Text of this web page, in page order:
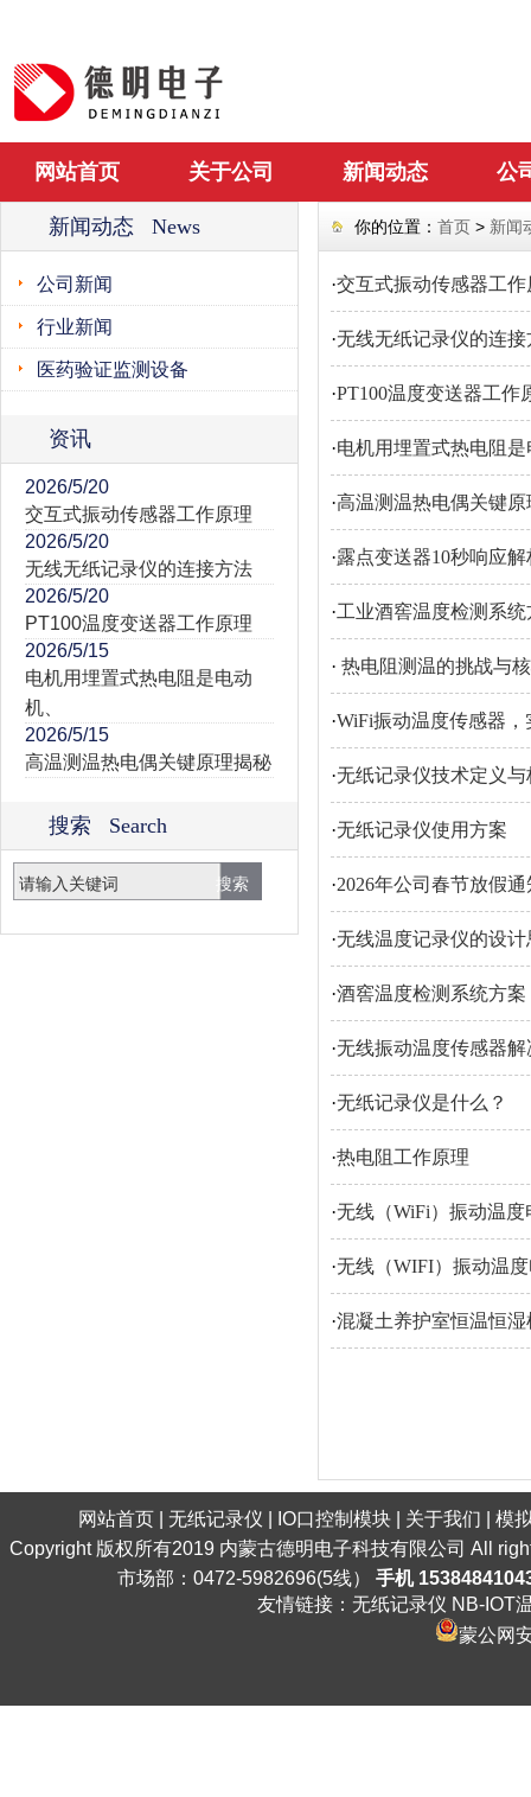
网站首页 关于公司 新闻动态 公
新闻动态 News
公司新闻
行业新闻
医药验证监测设备
资讯
2026/5/20
交互式振动传感器工作原理
2026/5/20
无线无纸记录仪的连接方法
2026/5/20
PT100温度变送器工作原理
2026/5/15
电机用埋置式热电阻是电动
机、
2026/5/15
高温测温热电偶关键原理揭秘
搜索 Search
你的位置： 首页 > 新闻
·交互式振动传感器工作
·无线无纸记录仪的连接
·PT100温度变送器工作
·电机用埋置式热电阻
·高温测温热电偶关键原
·露点变送器10秒响应解
·工业酒窖温度检测系统
· 热电阻测温的挑战与
·WiFi振动温度传感器
·无纸记录仪技术定义与
·无纸记录仪使用方案
·2026年公司春节放假通
·无线温度记录仪的设
·酒窖温度检测系统方案
·无线振动温度传感器解
·无纸记录仪是什么？
·热电阻工作原理
·无线（WiFi）振动温
·无线（WIFI）振动温
·混凝土养护室恒温恒
网站首页 无纸记录仪 IO口控制模块 关于我们
模
Copyright 版权所有2019 内蒙古德明电子科技有限公司 All
市场部：0472-5982696(5线） 手机
友情链接： 无纸记录仪 NB-IOT
蒙公网